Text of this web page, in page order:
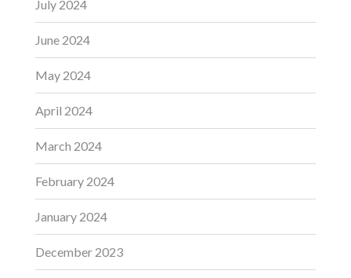
July 2024
June 2024
May 2024
April 2024
March 2024
February 2024
January 2024
December 2023